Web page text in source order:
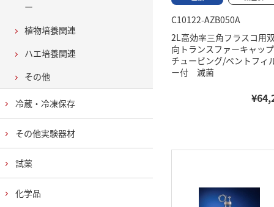
C10122-AZB050A
2L高効率三角フラスコ用
向トランスファーキャ
チュービング/ベントフィ
ー付 滅菌
ー
植物培養関連
ハエ培養関連
その他
冷蔵・冷凍保存
その他実験器材
試薬
化学品